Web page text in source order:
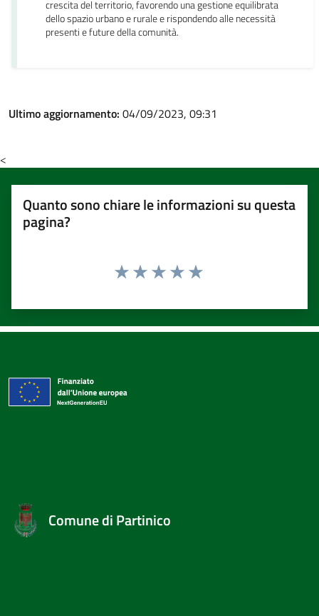
crescita del territorio, favorendo una gestione equilibrata
dello spazio urbano e rurale e rispondendo alle necessità
presenti e future della comunità.
Ultimo aggiornamento: 04/09/2023, 09:31
<
Quanto sono chiare le informazioni su questa
pagina?
Comune di Partinico